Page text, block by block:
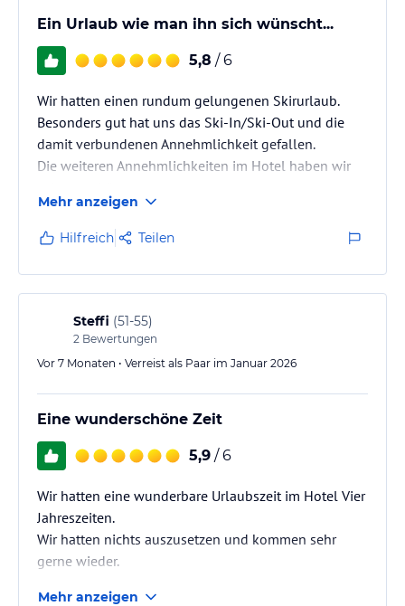
Ein Urlaub wie man ihn sich wünscht...
5,8 / 6
Wir hatten einen rundum gelungenen Skirurlaub.
Besonders gut hat uns das Ski-In/Ski-Out und die
damit verbundenen Annehmlichkeit gefallen.
Die weiteren Annehmlichkeiten im Hotel haben wir
Egal ob es die Freundlichkeit des gesamten Personal,
die Sauberkeit, der schöne Wellnessbereich, das
unglaublich vielfältige und leckere Essen oder der
tolle Skikeller war, wir hatten nichts auszusetzen.
Das Skigebiet am Hintertuxer Gletscher hat mehr als
unsere Erwartungen erfüllt und uns…
Mehr anzeigen
Hilfreich Teilen
Steffi (51-55)
2 Bewertungen
Vor 7 Monaten • Verreist als Paar im Januar 2026
Eine wunderschöne Zeit
5,9 / 6
Wir hatten eine wunderbare Urlaubszeit im Hotel Vier
Jahreszeiten.
Wir hatten nichts auszusetzen und kommen sehr
gerne wieder.
Mehr anzeigen